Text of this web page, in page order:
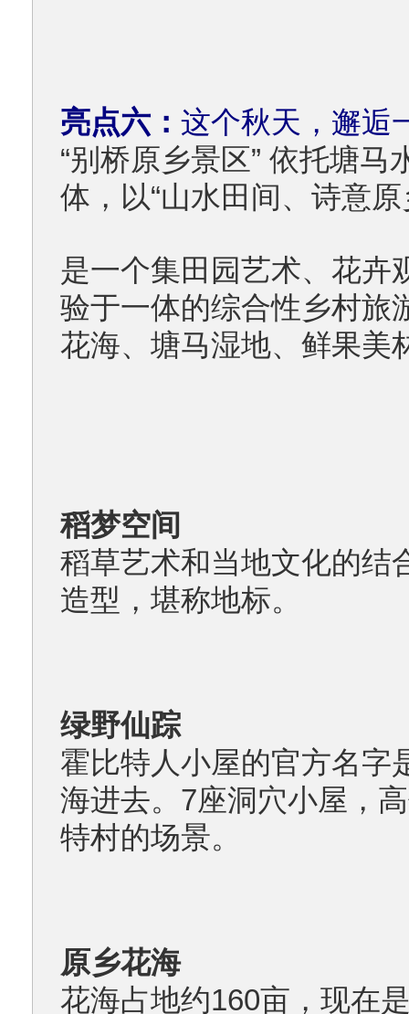
亮点六： 这个秋天，邂
“别桥原乡景区” 依托塘
体， 以“山水田间、诗意
是一个集田园艺术、花卉
验于一体的综合性乡村旅
花海、塘马湿地、鲜果美
稻梦空间
稻草艺术和当地文化的结
造型，堪称地标。
绿野仙踪
霍比特人小屋的官方名字
海进去。7座洞穴小屋，
特村的场景。
原乡花海
花海占地约160亩，现在